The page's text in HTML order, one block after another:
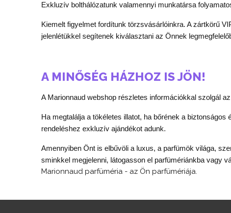
Exkluzív bolthálózatunk valamennyi munkatársa
Kiemelt figyelmet fordítunk törzsvásárlóinkra. A zártkörű
jelenlétükkel segítenek kiválasztani az Önnek
A MINŐSÉG HÁZHOZ IS JÖN!
A Marionnaud webshop részletes információkkal szolgál
Ha megtalálja a tökéletes illatot, ha bőrének a
rendeléshez exkluzív ajándékot adunk.
Amennyiben Önt is elbűvöli a luxus, a parfümök világa,
sminkkel megjelenni, látogasson el parfümériánkba vagy
Marionnaud parfüméria - az Ön parfümériája.